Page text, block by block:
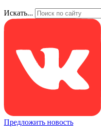
Искать...
Предложить новость